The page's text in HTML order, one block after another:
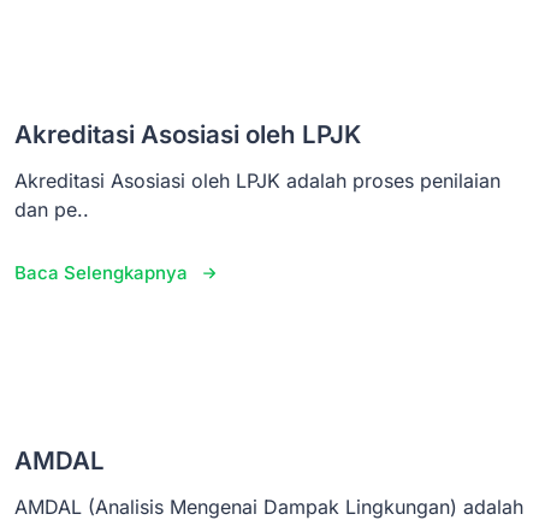
Akreditasi Asosiasi oleh LPJK
Akreditasi Asosiasi oleh LPJK adalah proses penilaian
dan pe..
Baca Selengkapnya
AMDAL
AMDAL (Analisis Mengenai Dampak Lingkungan) adalah